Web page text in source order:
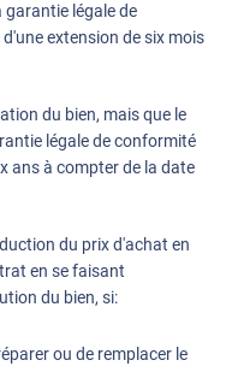
garantie légale de
extension de six mois
du bien, mais que le
légale de conformité
ans à compter de la date
du prix d'achat en
en se faisant
du bien, si:
ou de remplacer le